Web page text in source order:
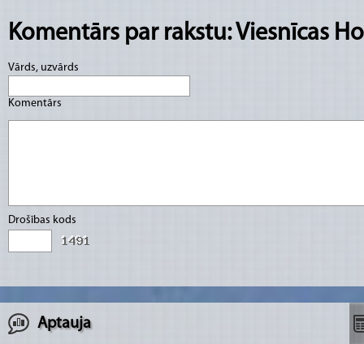
Komentārs par rakstu: Viesnīcas
Vārds, uzvārds
Komentārs
Drošības kods
Aptauja